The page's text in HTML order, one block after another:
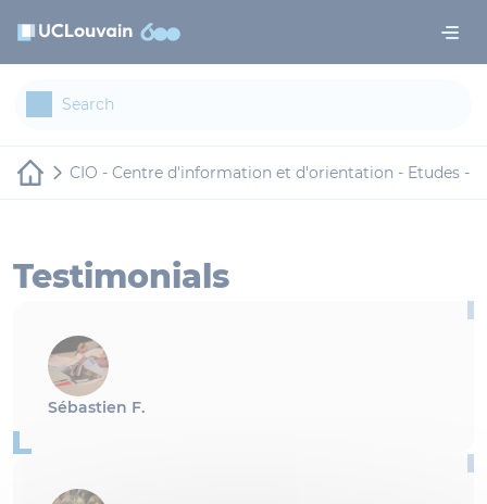
CIO - Centre d'information et d'orientation - Etudes -
Testimonials
Sébastien F.